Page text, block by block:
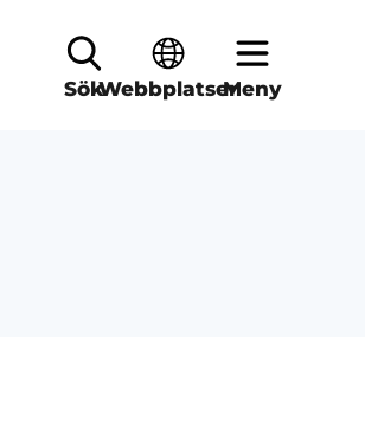
SökWebbplatserMeny